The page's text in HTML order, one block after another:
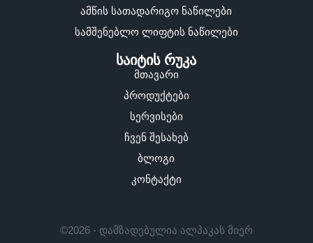
ამწის სათადარიგო ნაწილები
სამშენებლო ლიფტის ნაწილები
საიტის რუკა
მთავარი
პროდუქტები
სერვისები
ჩვენ შესახებ
ბლოგი
კონტაქტი
©2026 - დამზადებულია ალპაკას მიერ